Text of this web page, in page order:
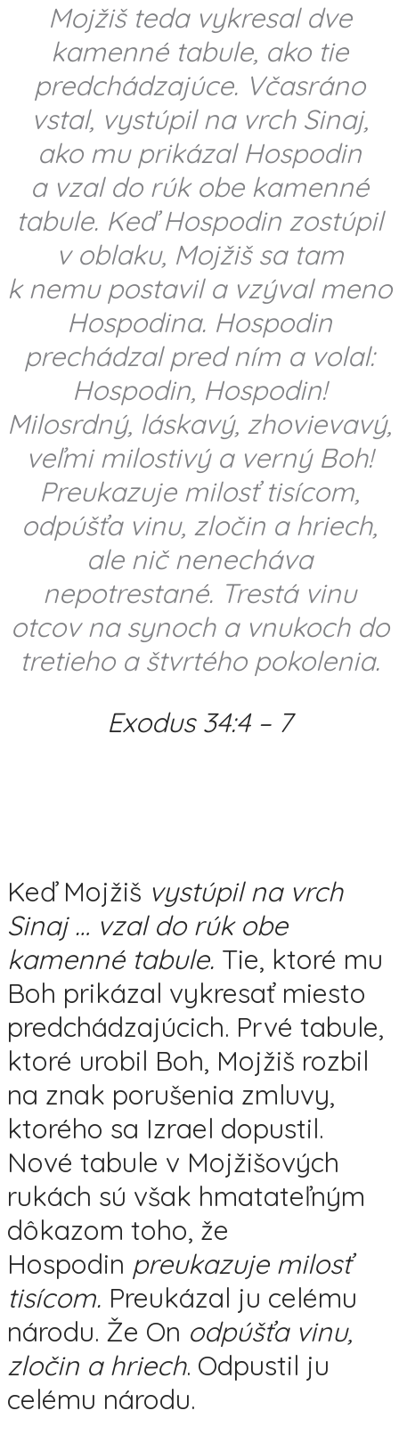
Mojžiš teda vykresal dve
kamenné tabule, ako tie
predchádzajúce. Včasráno
vstal, vystúpil na vrch Sinaj,
ako mu prikázal Hospodin
a vzal do rúk obe kamenné
tabule. Keď Hospodin zostúpil
v oblaku, Mojžiš sa tam
k nemu postavil a vzýval meno
Hospodina. Hospodin
prechádzal pred ním a volal:
Hospodin, Hospodin!
Milosrdný, láskavý, zhovievavý,
veľmi milostivý a verný Boh!
Preukazuje milosť tisícom,
odpúšťa vinu, zločin a hriech,
ale nič nenecháva
nepotrestané. Trestá vinu
otcov na synoch a vnukoch do
tretieho a štvrtého pokolenia.
Exodus 34:4 – 7
Keď Mojžiš vystúpil na vrch
Sinaj … vzal do rúk obe
kamenné tabule. Tie, ktoré mu
Boh prikázal vykresať miesto
predchádzajúcich. Prvé tabule,
ktoré urobil Boh, Mojžiš rozbil
na znak porušenia zmluvy,
ktorého sa Izrael dopustil.
Nové tabule v Mojžišových
rukách sú však hmatateľným
dôkazom toho, že
Hospodin preukazuje milosť
tisícom. Preukázal ju celému
národu. Že On odpúšťa vinu,
zločin a hriech. Odpustil ju
celému národu.